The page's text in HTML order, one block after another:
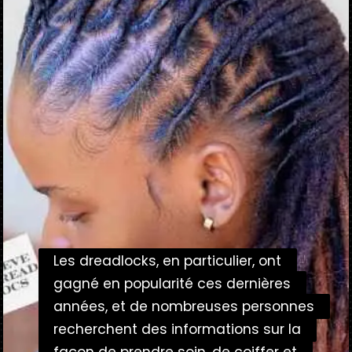
Les dreadlocks, en particulier, ont
gagné en popularité ces dernières
années, et de nombreuses personnes
recherchent des informations sur la
Les dreadlocks, en particulier, ont
gagné en popularité ces dernières
années, et de nombreuses personnes
recherchent des informations sur la